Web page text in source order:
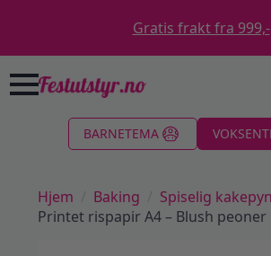
Gratis frakt fra 999,-
BARNETEMA
Hjem Baking
Spiselig
Printet rispapir A4 – Blush peoner